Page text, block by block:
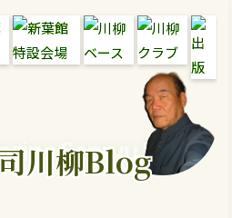
Senryu Blog
川柳Blog